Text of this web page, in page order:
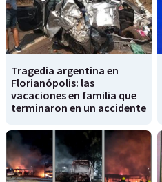
Tragedia argentina en
Florianópolis: las
vacaciones en familia que
terminaron en un accidente